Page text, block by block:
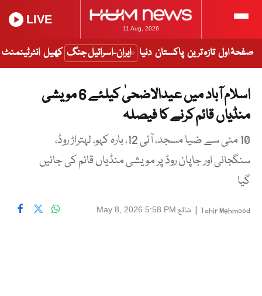
11 Aug, 2026
LIVE
صفحۂ اول تازہ ترین پاکستان دنیا ایران-اسرائیل جنگ کھیل انٹرٹینمنٹ
اسلام آباد میں عیدالاضحیٰ کیلئے 6 مویشی
منڈیاں قائم کرنے کا فیصلہ
10 مئی سے ضیا مسجد، آئی 12، بارہ کہو، لہتراڑ روڈ،
سنگجانی اور جاپان روڈ پر مویشی منڈیاں قائم کی جائیں
گیا
Tahir Mehmood
| شائع May 8, 2026 5:58 PM